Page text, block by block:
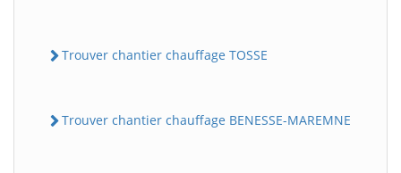
Trouver chantier chauffage TOSSE
Trouver chantier chauffage BENESSE-MAREMNE